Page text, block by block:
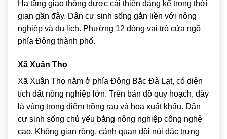
Hạ tầng giao thông được cải thiện đáng kể trong thời
gian gần đây. Dân cư sinh sống gắn liền với nông
nghiệp và du lịch. Phường 12 đóng vai trò cửa ngõ
phía Đông thành phố.
Xã Xuân Thọ
Xã Xuân Thọ nằm ở phía Đông Bắc Đà Lạt, có diện
tích đất nông nghiệp lớn. Trên bản đồ quy hoạch, đây
là vùng trọng điểm trồng rau và hoa xuất khẩu. Dân
cư sinh sống chủ yếu bằng nông nghiệp công nghệ
cao. Không gian rộng, cảnh quan đồi núi đặc trưng